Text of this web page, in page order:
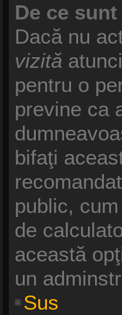
De ce
Dacă nu
vizită
pentru o
previne ca
bifaţi
public,
de
această
un
Sus